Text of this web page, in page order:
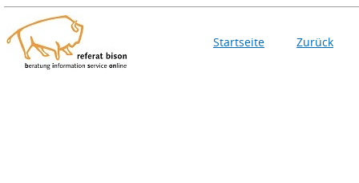
Startseite Zurück